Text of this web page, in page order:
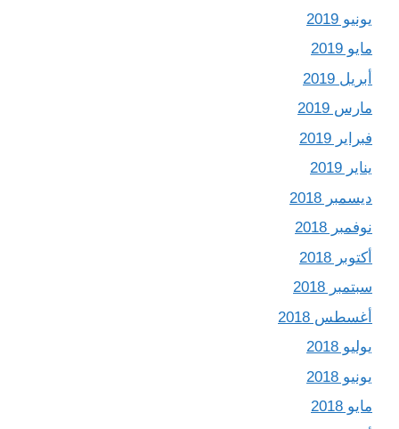
يونيو 2019
مايو 2019
أبريل 2019
مارس 2019
فبراير 2019
يناير 2019
ديسمبر 2018
نوفمبر 2018
أكتوبر 2018
سبتمبر 2018
أغسطس 2018
يوليو 2018
يونيو 2018
مايو 2018